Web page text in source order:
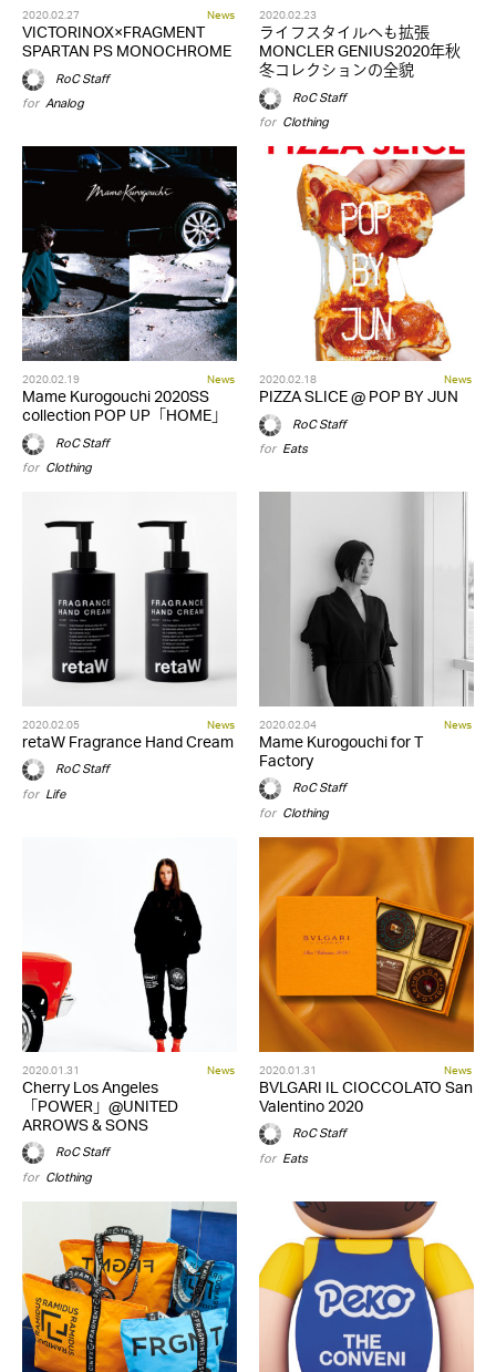
2020.02.27 News
VICTORINOX×FRAGMENT
SPARTAN PS MONOCHROME
RoC Staff
for Analog
2020.02.23
ライフスタイルへも拡張
MONCLER GENIUS2020年秋
冬コレクションの全貌
RoC Staff
for Clothing
2020.02.19 News
Mame Kurogouchi 2020SS
collection POP UP「HOME」
RoC Staff
for Clothing
2020.02.18 News
PIZZA SLICE @ POP BY JUN
RoC Staff
for Eats
2020.02.05 News
retaW Fragrance Hand Cream
RoC Staff
for Life
2020.02.04 News
Mame Kurogouchi for T
Factory
RoC Staff
for Clothing
2020.01.31 News
Cherry Los Angeles
「POWER」@UNITED
ARROWS & SONS
RoC Staff
for Clothing
2020.01.31 News
BVLGARI IL CIOCCOLATO San
Valentino 2020
RoC Staff
for Eats